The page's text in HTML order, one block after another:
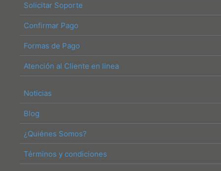
Solicitar Soporte
Confirmar Pago
Formas de Pago
Atención al Cliente en linea
Noticias
Blog
¿Quiénes Somos?
Términos y condiciones